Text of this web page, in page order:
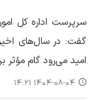
سرپرست اداره کل
امید می‌رود گام مؤثر
۱۴۰۴-۰۸-۰۴ ۱۴:۲۱